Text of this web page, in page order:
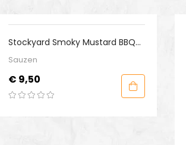
Stockyard Smoky Mustard BBQ
Sauce
Sauzen
Prijs
€ 9,50